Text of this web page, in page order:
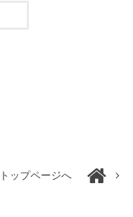
トップページへ